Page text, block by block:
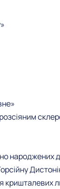
народжених
кришталевих